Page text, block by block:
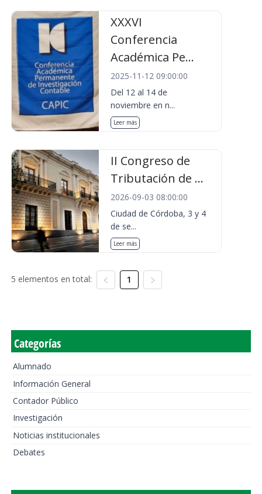
XXXVI
Conferencia
Académica Pe...
2025-11-12 09:00:00
Del 12 al 14 de
noviembre en n...
Leer más
II Congreso de
Tributación de ...
2026-09-03 08:00:00
Ciudad de Córdoba, 3 y 4
de se...
Leer más
5 elementos en total: 1
Categorías
Alumnado
Información General
Contador Público
Investigación
Noticias institucionales
Debates